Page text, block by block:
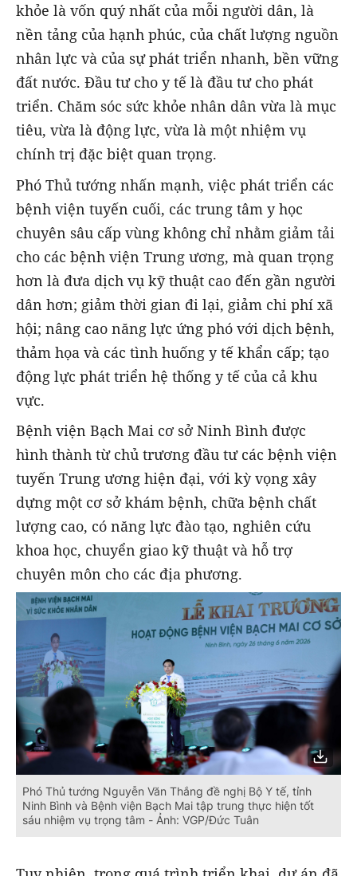
khỏe là vốn quý nhất của mỗi người dân, là
nền tảng của hạnh phúc, của chất lượng nguồn
nhân lực và của sự phát triển nhanh, bền vững
đất nước. Đầu tư cho y tế là đầu tư cho phát
triển. Chăm sóc sức khỏe nhân dân vừa là mục
tiêu, vừa là động lực, vừa là một nhiệm vụ
chính trị đặc biệt quan trọng.
Phó Thủ tướng nhấn mạnh, việc phát triển các
bệnh viện tuyến cuối, các trung tâm y học
chuyên sâu cấp vùng không chỉ nhằm giảm tải
cho các bệnh viện Trung ương, mà quan trọng
hơn là đưa dịch vụ kỹ thuật cao đến gần người
dân hơn; giảm thời gian đi lại, giảm chi phí xã
hội; nâng cao năng lực ứng phó với dịch bệnh,
thảm họa và các tình huống y tế khẩn cấp; tạo
động lực phát triển hệ thống y tế của cả khu
vực.
Bệnh viện Bạch Mai cơ sở Ninh Bình được
hình thành từ chủ trương đầu tư các bệnh viện
tuyến Trung ương hiện đại, với kỳ vọng xây
dựng một cơ sở khám bệnh, chữa bệnh chất
lượng cao, có năng lực đào tạo, nghiên cứu
khoa học, chuyển giao kỹ thuật và hỗ trợ
chuyên môn cho các địa phương.
Phó Thủ tướng Nguyễn Văn Thắng đề nghị Bộ Y tế, tỉnh
Ninh Bình và Bệnh viện Bạch Mai tập trung thực hiện tốt
sáu nhiệm vụ trọng tâm - Ảnh: VGP/Đức Tuân